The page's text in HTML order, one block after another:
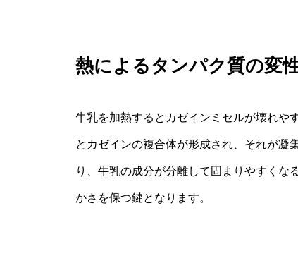
熱によるタンパク質の変
牛乳を加熱するとカゼインミセルが壊れや
とカゼインの複合体が形成され、それが凝
り、牛乳の成分が分離して固まりやすくな
かさを保つ鍵となります。